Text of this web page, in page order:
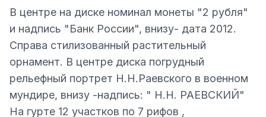
В центре на диске номинал монеты "2 рубля"
и надпись "Банк России", внизу- дата 2012.
Справа стилизованный растительный
орнамент. В центре диска погрудный
рельефный портрет Н.Н.Раевского в военном
мундире, внизу -надпись: " Н.Н. РАЕВСКИЙ"
На гурте 12 участков по 7 рифов ,